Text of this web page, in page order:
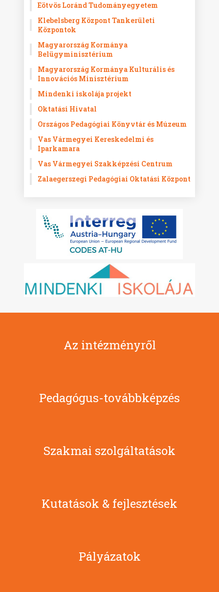
Eötvös Loránd Tudományegyetem
Klebelsberg Központ Tankerületi
Központok
Magyarország Kormánya
Belügyminisztérium
Magyarország Kormánya Kulturális és
Innovációs Minisztérium
Mindenki iskolája projekt
Oktatási Hivatal
Országos Pedagógiai Könyvtár és Múzeum
Vas Vármegyei Kereskedelmi és
Iparkamara
Vas Vármegyei Szakképzési Centrum
Zalaegerszegi Pedagógiai Oktatási Központ
Az intézményről
Pedagógus-továbbképzés
Szakmai szolgáltatások
Kutatások & fejlesztések
Pályázatok